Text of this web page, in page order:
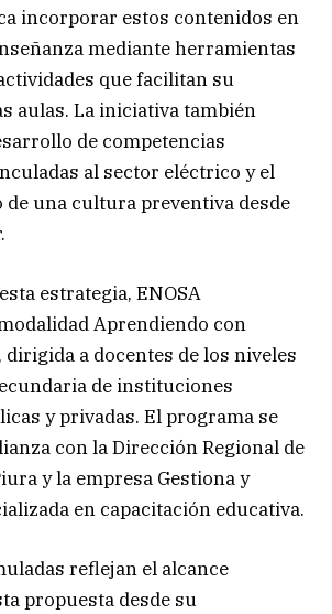
incorporar estos contenidos en
mediante herramientas
que facilitan su
aulas. La iniciativa también
de competencias
al sector eléctrico y el
una cultura preventiva desde
estrategia, ENOSA
Aprendiendo con
a docentes de los niveles
de instituciones
y privadas. El programa se
con la Dirección Regional de
y la empresa Gestiona y
en capacitación educativa.
reflejan el alcance
propuesta desde su